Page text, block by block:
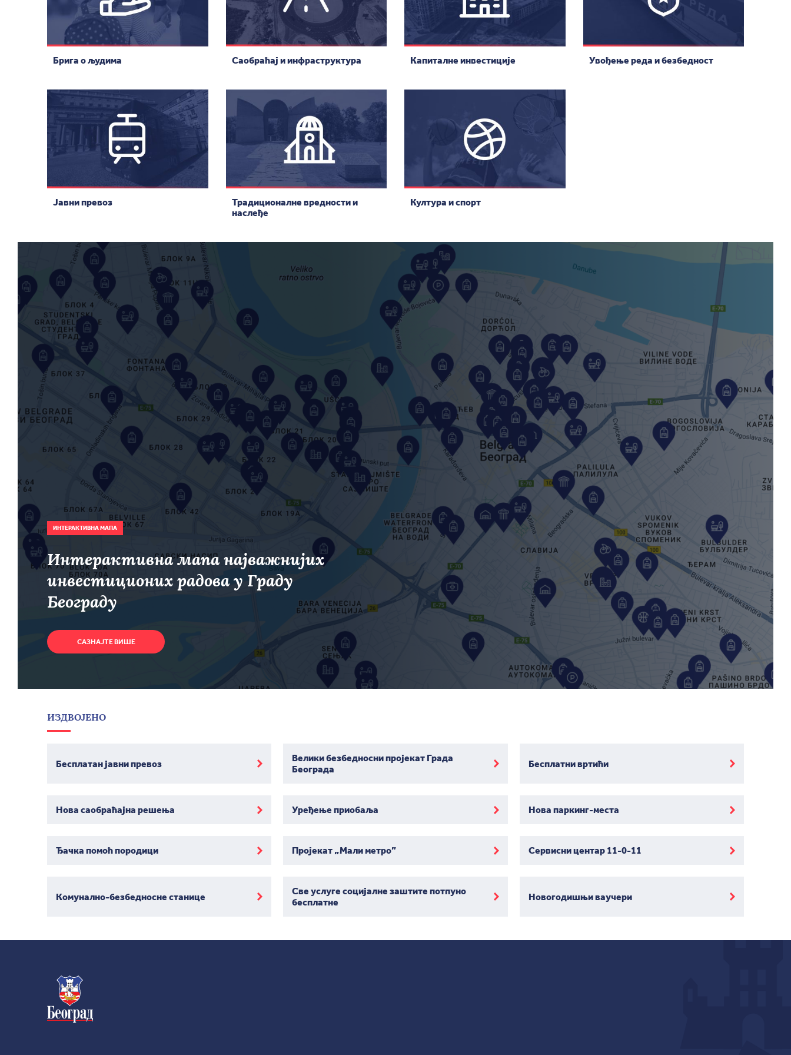
Брига о људима Саобраћај и инфраструктура Капиталне инвестиције Увођење реда и безбедност
Јавни превоз
Традиционалне вредности и
наслеђе
Култура и спорт
ИНТЕРАКТИВНА МАПА
Интерактивна мапа најважнијих
инвестиционих радова у Граду
Београду
САЗНАЈТЕ ВИШЕ
ИЗДВОЈЕНО
Бесплатан јавни превоз
Велики безбедносни пројекат Града
Београда
Бесплатни вртићи
Нова саобраћајна решења Уређење приобаља Нова паркинг-места
Ђачка помоћ породици Пројекат „Мали метро” Сервисни центар 11-0-11
Комунално-безбедносне станице
Све услуге социјалне заштите потпуно
бесплатне
Новогодишњи ваучери